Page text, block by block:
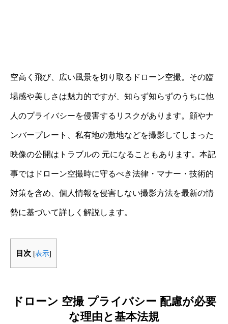
空高く飛び、広い風景を切り取るドローン空撮。その臨
場感や美しさは魅力的ですが、知らず知らずのうちに他
人のプライバシーを侵害するリスクがあります。顔やナ
ンバープレート、私有地の敷地などを撮影してしまった
映像の公開はトラブルの 元になることもあります。本記
事ではドローン空撮時に守るべき法律・マナー・技術的
対策を含め、個人情報を侵害しない撮影方法を最新の情
勢に基づいて詳しく解説します。
目次 [表示]
ドローン 空撮 プライバシー 配慮が必要
な理由と基本法規